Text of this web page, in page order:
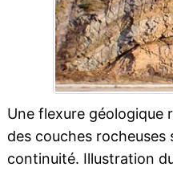
Une flexure géologique
des couches rocheuses
continuité. Illustration